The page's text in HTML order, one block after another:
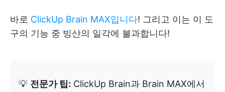
바로 ClickUp Brain MAX입니다! 그리고 이는 이 도
구의 기능 중 빙산의 일각에 불과합니다!
💡 전문가 팁: ClickUp Brain과 Brain MAX에서